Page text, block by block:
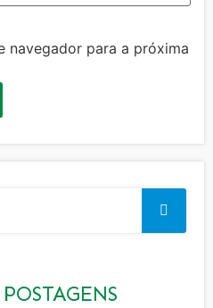
navegador para a próxima